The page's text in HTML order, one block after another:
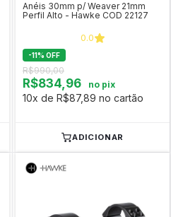
Anéis 30mm p/ Weaver 21mm
Perfil Alto - Hawke COD 22127
0.0
-11% OFF
R$990,00
R$834,96 no pix
10x de R$87,89 no cartão
ADICIONAR